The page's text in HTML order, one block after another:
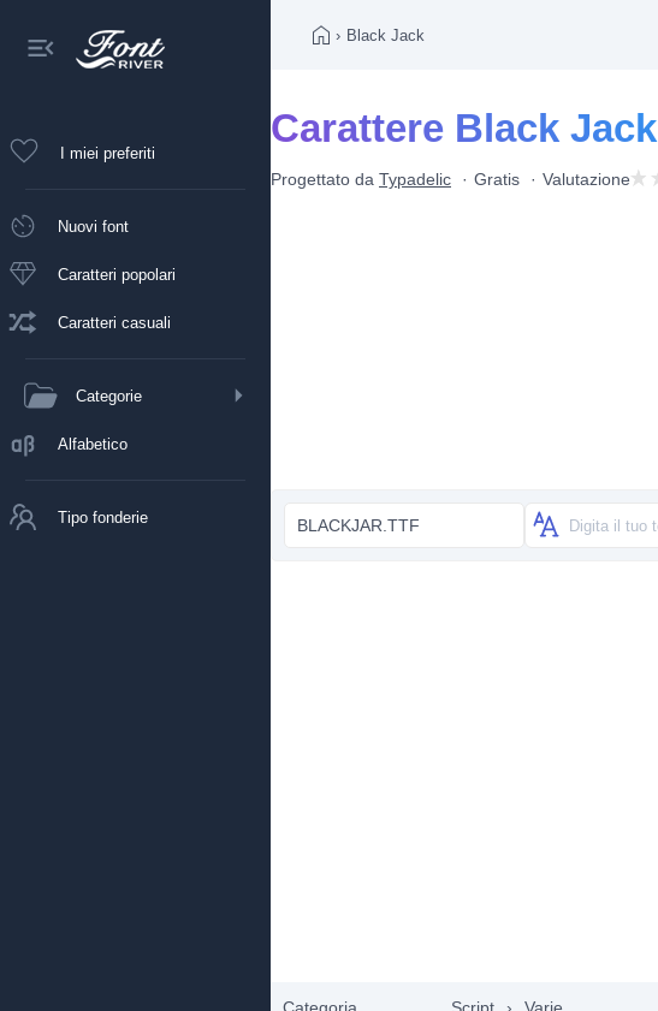
I miei preferiti
Nuovi font
Caratteri popolari
Caratteri casuali
Categorie
Alfabetico
Tipo fonderie
› Black Jack
Carattere Black Jack
Progettato da Typadelic Gratis Valutazione
BLACKJAR.TTF